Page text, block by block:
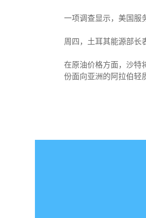
一项调查显示，美国服
周四，土耳其能源部长
在原油价格方面，沙特
份面向亚洲的阿拉伯轻